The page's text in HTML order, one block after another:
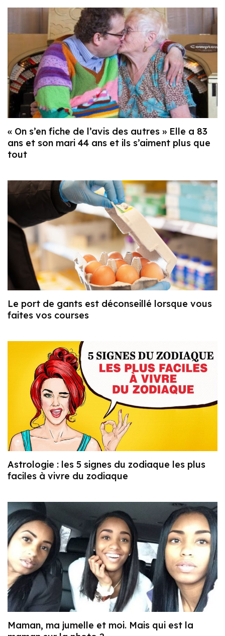
« On s’en fiche de l’avis des autres » Elle a 83
ans et son mari 44 ans et ils s’aiment plus que
tout
Le port de gants est déconseillé lorsque vous
faites vos courses
Astrologie : les 5 signes du zodiaque les plus
faciles à vivre du zodiaque
Maman, ma jumelle et moi. Mais qui est la